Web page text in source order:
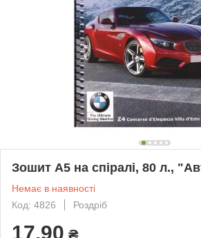
Зошит А5 на спіралі, 80 л.,
Немає в наявності
Код: 4826
Роздріб
17,90